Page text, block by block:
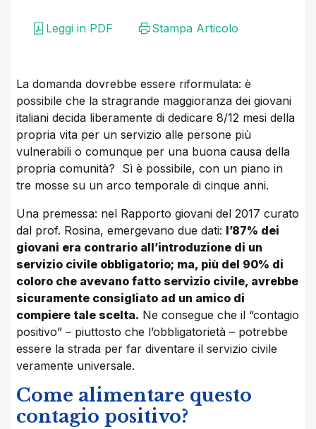
Leggi in PDF Stampa Articolo
La domanda dovrebbe essere riformulata: è
possibile che la stragrande maggioranza dei giovani
italiani decida liberamente di dedicare 8/12 mesi della
propria vita per un servizio alle persone più
vulnerabili o comunque per una buona causa della
propria comunità? Sì è possibile, con un piano in
tre mosse su un arco temporale di cinque anni.
Una premessa: nel Rapporto giovani del 2017 curato
dal prof. Rosina, emergevano due dati: l’87% dei
giovani era contrario all’introduzione di un
servizio civile obbligatorio; ma, più del 90% di
coloro che avevano fatto servizio civile, avrebbe
sicuramente consigliato ad un amico di
compiere tale scelta. Ne consegue che il “contagio
positivo” – piuttosto che l’obbligatorietà – potrebbe
essere la strada per far diventare il servizio civile
veramente universale.
Come alimentare questo
contagio positivo?